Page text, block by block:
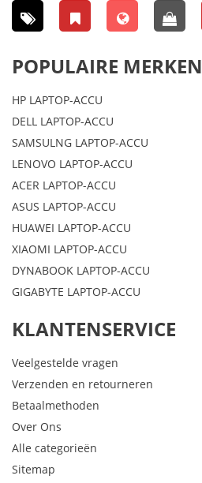
POPULAIRE MERKEN
HP LAPTOP-ACCU
DELL LAPTOP-ACCU
SAMSULNG LAPTOP-ACCU
LENOVO LAPTOP-ACCU
ACER LAPTOP-ACCU
ASUS LAPTOP-ACCU
HUAWEI LAPTOP-ACCU
XIAOMI LAPTOP-ACCU
DYNABOOK LAPTOP-ACCU
GIGABYTE LAPTOP-ACCU
KLANTENSERVICE
Veelgestelde vragen
Verzenden en retourneren
Betaalmethoden
Over Ons
Alle categorieën
Sitemap